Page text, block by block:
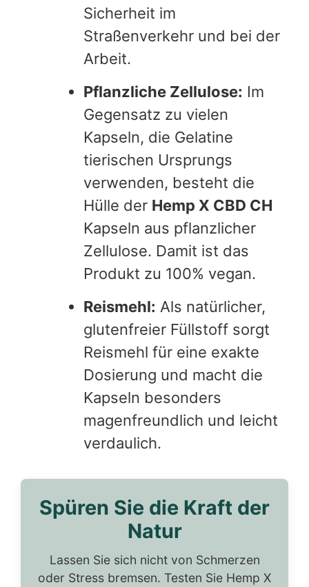
Sicherheit im
Straßenverkehr und bei der
Arbeit.
Pflanzliche Zellulose: Im
Gegensatz zu vielen
Kapseln, die Gelatine
tierischen Ursprungs
verwenden, besteht die
Hülle der Hemp X CBD CH
Kapseln aus pflanzlicher
Zellulose. Damit ist das
Produkt zu 100% vegan.
Reismehl: Als natürlicher,
glutenfreier Füllstoff sorgt
Reismehl für eine exakte
Dosierung und macht die
Kapseln besonders
magenfreundlich und leicht
verdaulich.
Spüren Sie die Kraft der
Natur
Lassen Sie sich nicht von Schmerzen
oder Stress bremsen. Testen Sie Hemp X